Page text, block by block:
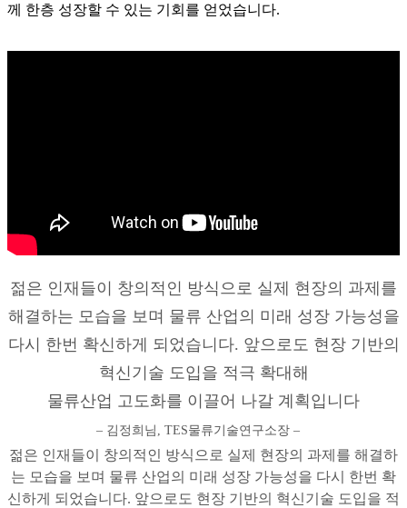
께 한층 성장할 수 있는 기회를 얻었습니다.
젊은 인재들이 창의적인 방식으로 실제 현장의 과제를
해결하는 모습을 보며 물류 산업의 미래 성장 가능성을
다시 한번 확신하게 되었습니다. 앞으로도 현장 기반의
혁신기술 도입을 적극 확대해
물류산업 고도화를 이끌어 나갈 계획입니다
– 김정희님, TES물류기술연구소장 –
젊은 인재들이 창의적인 방식으로 실제 현장의 과제를 해결하
는 모습을 보며 물류 산업의 미래 성장 가능성을 다시 한번 확
신하게 되었습니다. 앞으로도 현장 기반의 혁신기술 도입을 적